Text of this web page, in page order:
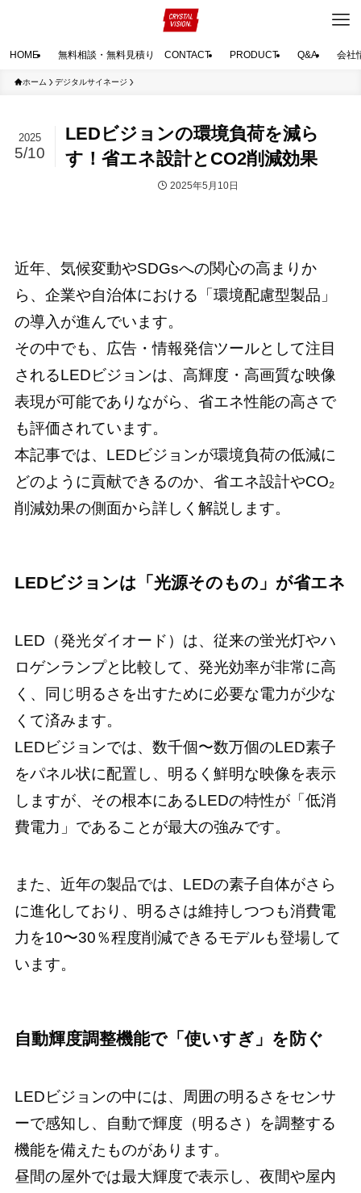
HOME 無料相談・無料見積り CONTACT PRODUCT Q&A 会社
ホーム デジタルサイネージ
LEDビジョンの環境負荷を減ら
す！省エネ設計とCO2削減効果
2025
5/10
2025年5月10日
近年、気候変動やSDGsへの関心の高まりか
ら、企業や自治体における「環境配慮型製品」
の導入が進んでいます。
その中でも、広告・情報発信ツールとして注目
されるLEDビジョンは、高輝度・高画質な映像
表現が可能でありながら、省エネ性能の高さで
も評価されています。
本記事では、LEDビジョンが環境負荷の低減に
どのように貢献できるのか、省エネ設計やCO₂
削減効果の側面から詳しく解説します。
LEDビジョンは「光源そのもの」が省エネ
LED（発光ダイオード）は、従来の蛍光灯やハ
ロゲンランプと比較して、発光効率が非常に高
く、同じ明るさを出すために必要な電力が少な
くて済みます。
LEDビジョンでは、数千個〜数万個のLED素子
をパネル状に配置し、明るく鮮明な映像を表示
しますが、その根本にあるLEDの特性が「低消
費電力」であることが最大の強みです。
また、近年の製品では、LEDの素子自体がさら
に進化しており、明るさは維持しつつも消費電
力を10〜30％程度削減できるモデルも登場して
います。
自動輝度調整機能で「使いすぎ」を防ぐ
LEDビジョンの中には、周囲の明るさをセンサ
ーで感知し、自動で輝度（明るさ）を調整する
機能を備えたものがあります。
昼間の屋外では最大輝度で表示し、夜間や屋内